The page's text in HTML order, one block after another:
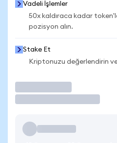
Vadeli İşlemler
50x kaldıraca kadar
pozisyon alın.
Stake Et
Kriptonuzu değerlendirin